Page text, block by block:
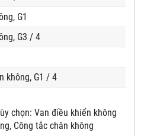
G1
G3 / 4
không, G1 / 4
chọn: Van điều khiển không
Công tắc chân không